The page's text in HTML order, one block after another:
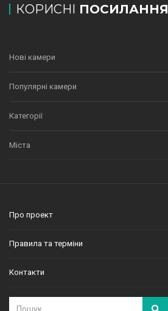
КОРИСНІ ПОСИЛАННЯ
Нові камери
Популярні камери
Категорії
Міста
Про проект
Правила та терміни
Контакти